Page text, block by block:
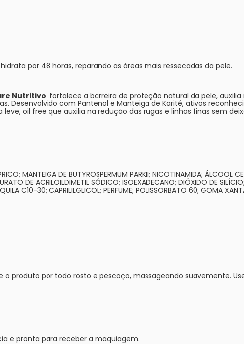
hidrata por 48 horas, reparando as áreas mais ressecadas da pele.
Nutritivo fortalece a barreira de proteção natural da pele,
Desenvolvido com Pantenol e Manteiga de Karité, ativos
oil free que auxilia na redução das rugas e linhas finas sem
MANTEIGA DE BUTYROSPERMUM PARKII; NICOTINAMIDA; ÁLCOOL
DE ACRILOILDIMETIL SÓDICO; ISOEXADECANO; DIÓXIDO DE
C10-30; CAPRILILGLICOL; PERFUME; POLISSORBATO 60; GOMA
o produto por todo rosto e pescoço, massageando suavemente.
e pronta para receber a maquiagem.